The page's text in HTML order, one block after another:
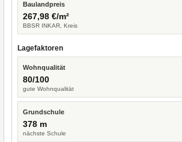
Baulandpreis
267,98 €/m²
BBSR INKAR, Kreis
Lagefaktoren
Wohnqualität
80/100
gute Wohnqualität
Grundschule
378 m
nächste Schule